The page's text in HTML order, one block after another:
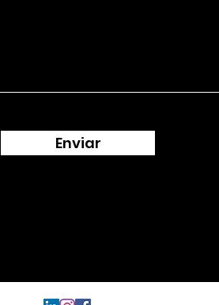
Enviar